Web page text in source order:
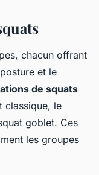
chacun offrant
et le
de squats
classique, le
goblet. Ces
les groupes